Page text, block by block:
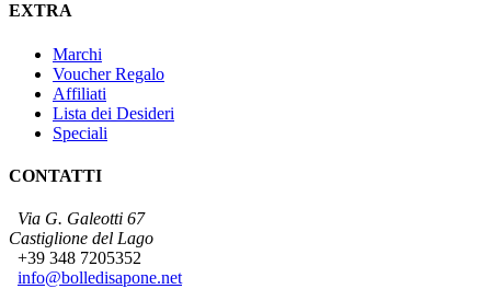
EXTRA
Marchi
Voucher Regalo
Affiliati
Lista dei Desideri
Speciali
CONTATTI
Via G. Galeotti 67
Castiglione del Lago
+39 348 7205352
info@bolledisapone.net